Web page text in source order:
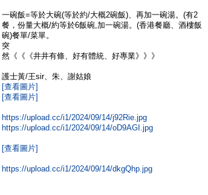
一碗飯=等於大碗(等於約/大概2碗飯)、再加一碗湯。(有2
餐，份量大概/約等於6飯碗,加一碗湯。(香港餐廳、酒樓飯
碗)餐單/菜單。
突
然《《《井井有條、好有體統、好專業》》》
護士黃/王sir、朱、謝姑娘
[查看圖片]
[查看圖片]
https://upload.cc/i1/2024/09/14/j92Rie.jpg
https://upload.cc/i1/2024/09/14/oD9AGI.jpg
[查看圖片]
https://upload.cc/i1/2024/09/14/dkgQhp.jpg